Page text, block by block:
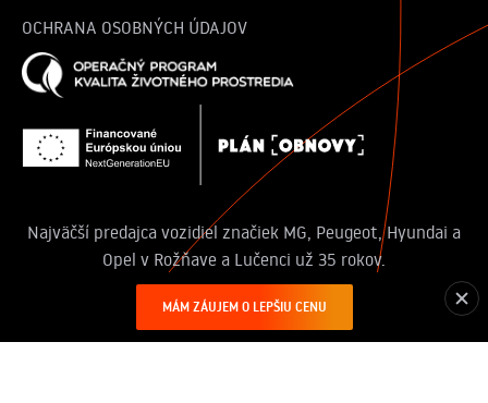
MÁM ZÁUJEM O LEPŠIU CENU
OCHRANA OSOBNÝCH ÚDAJOV
Najväčší predajca vozidiel značiek MG, Peugeot, Hyundai a
Opel v Rožňave a Lučenci už 35 rokov.
© 2025 autocentrum.sk | Všetky práva vyhradené.
Lukas Harman& developed by Konvertiv.